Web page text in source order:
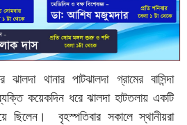
থানার পাটঝালদা গ্রামের বাসিন্দা
কয়েকদিন ধরে ঝালদা হাটতলায় একটি
ছিলেন। বৃহস্পতিবার সকালে স্থানীয়রা